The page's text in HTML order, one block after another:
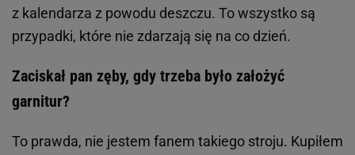
z kalendarza z powodu deszczu. To wszystko są
przypadki, które nie zdarzają się na co dzień.
Zaciskał pan zęby, gdy trzeba było założyć
garnitur?
To prawda, nie jestem fanem takiego stroju. Kupiłem